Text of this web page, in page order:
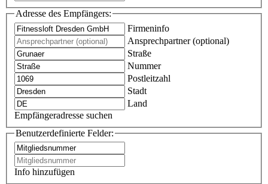
Adresse des Empfängers:
Firmeninfo
Ansprechpartner (optional)
Straße
Nummer
Postleitzahl
Stadt
Land
Empfängeradresse suchen
Benutzerdefinierte Felder:
Info hinzufügen